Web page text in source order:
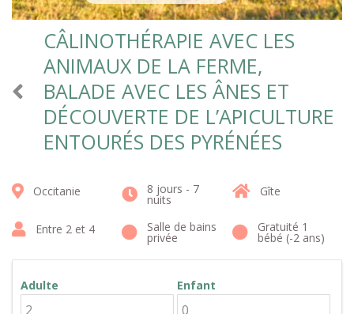
CÂLINOTHÉRAPIE AVEC LES
ANIMAUX DE LA FERME,
BALADE AVEC LES ÂNES ET
DÉCOUVERTE DE L’APICULTURE
ENTOURÉS DES PYRÉNÉES
Occitanie 8 jours - 7
nuits
Gîte
Entre 2 et 4 Salle de bains
privée
Gratuité 1
bébé (-2 ans)
Adulte Enfant